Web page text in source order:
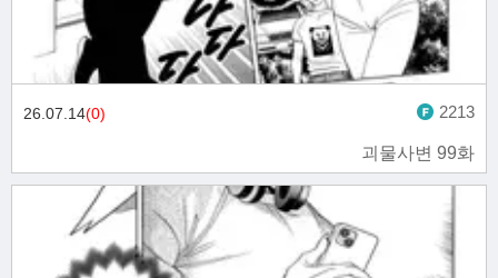
괴물사변 99화
26.07.14(0) 2213